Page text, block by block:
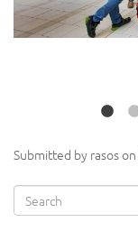
Submitted by rasoson
Search